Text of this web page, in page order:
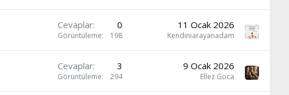
Cevaplar 0
Görüntüleme 198
11 Ocak 2026
Kendiniarayanadam
Cevaplar 3
Görüntüleme 294
9 Ocak 2026
Ellez Goca